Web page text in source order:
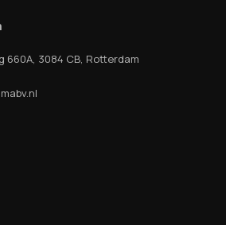
660A, 3084 CB, Rotterdam